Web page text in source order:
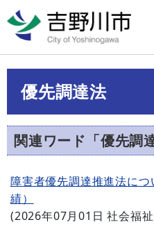
優先調達法
関連ワード「優先調
障害者優先調達推進法に
績）
(2026年07月01日 社会福